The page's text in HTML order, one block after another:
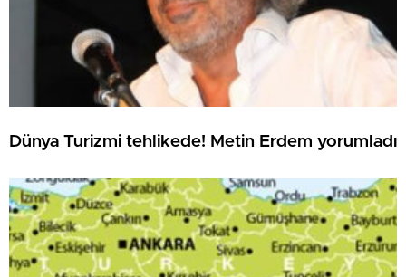
Dünya Turizmi tehlikede! Metin Erdem yorumladı